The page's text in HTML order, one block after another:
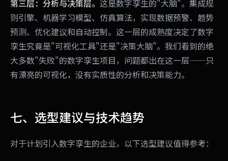
第三层：分析与决策层。 这是数字孪生的"大脑"。集成规
则引擎、机器学习模型、仿真算法，实现数据预警、趋势
预测、优化建议和自动控制。这一层的成熟度决定了数字
孪生究竟是"可视化工具"还是"决策大脑"。我们看到的绝
大多数"失败"的数字孪生项目，问题都出在这一层——只
有漂亮的可视化，没有实质性的分析和决策能力。
七、选型建议与技术趋势
对于计划引入数字孪生的企业，以下选型建议值得参考：